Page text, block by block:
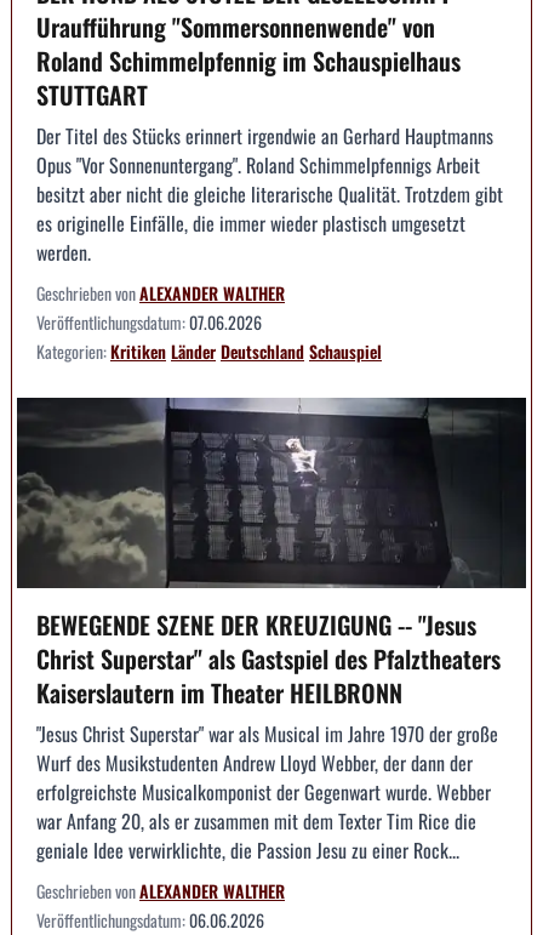
Uraufführung "Sommersonnenwende" von
Roland Schimmelpfennig im Schauspielhaus
STUTTGART
Der Titel des Stücks erinnert irgendwie an Gerhard Hauptmanns
Opus "Vor Sonnenuntergang". Roland Schimmelpfennigs Arbeit
besitzt aber nicht die gleiche literarische Qualität. Trotzdem gibt
es originelle Einfälle, die immer wieder plastisch umgesetzt
werden.
Geschrieben vonALEXANDER WALTHER
Veröffentlichungsdatum:07.06.2026
Kategorien:KritikenLänderDeutschlandSchauspiel
BEWEGENDE SZENE DER KREUZIGUNG -- "Jesus
Christ Superstar" als Gastspiel des Pfalztheaters
Kaiserslautern im Theater HEILBRONN
"Jesus Christ Superstar" war als Musical im Jahre 1970 der große
Wurf des Musikstudenten Andrew Lloyd Webber, der dann der
erfolgreichste Musicalkomponist der Gegenwart wurde. Webber
war Anfang 20, als er zusammen mit dem Texter Tim Rice die
geniale Idee verwirklichte, die Passion Jesu zu einer Rock...
Geschrieben vonALEXANDER WALTHER
Veröffentlichungsdatum:06.06.2026